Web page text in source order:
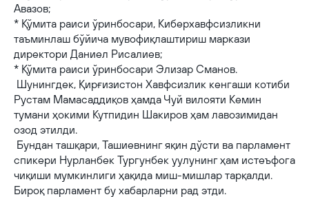
Авазов;
* Қўмита раиси ўринбосари, Киберхавфсизликни
таъминлаш бўйича мувофиқлаштириш маркази
директори Даниел Рисалиев;
* Қўмита раиси ўринбосари Элизар Сманов.
Шунингдек, Қирғизистон Хавфсизлик кенгаши котиби
Рустам Мамасаддиқов ҳамда Чуй вилояти Кемин
тумани ҳокими Кутпидин Шакиров ҳам лавозимидан
озод этилди.
Бундан ташқари, Ташиевнинг яқин дўсти ва парламент
спикери Нурланбек Тургунбек уулунинг ҳам истеъфога
чиқиши мумкинлиги ҳақида миш-мишлар тарқалди.
Бироқ парламент бу хабарларни рад этди.